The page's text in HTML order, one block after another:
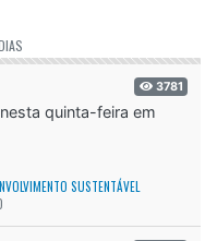
3781
quinta-feira em
SUSTENTÁVEL